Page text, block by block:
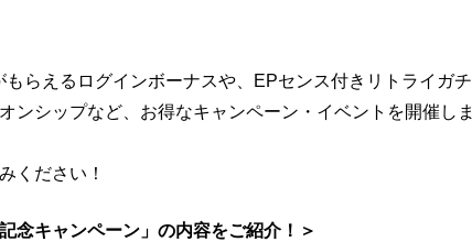
らえるログインボーナスや、EPセンス付きリトライガチ
シップなど、お得なキャンペーン・イベントを開催しま
ください！
念キャンペーン」の内容をご紹介！＞